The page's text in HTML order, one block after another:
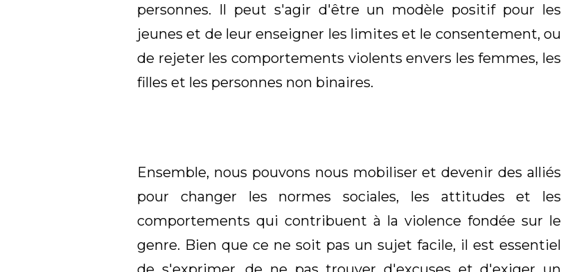
personnes. Il peut s'agir d'être un modèle positif pour les
jeunes et de leur enseigner les limites et le consentement, ou
de rejeter les comportements violents envers les femmes, les
filles et les personnes non binaires.
Ensemble, nous pouvons nous mobiliser et devenir des alliés
pour changer les normes sociales, les attitudes et les
comportements qui contribuent à la violence fondée sur le
genre. Bien que ce ne soit pas un sujet facile, il est essentiel